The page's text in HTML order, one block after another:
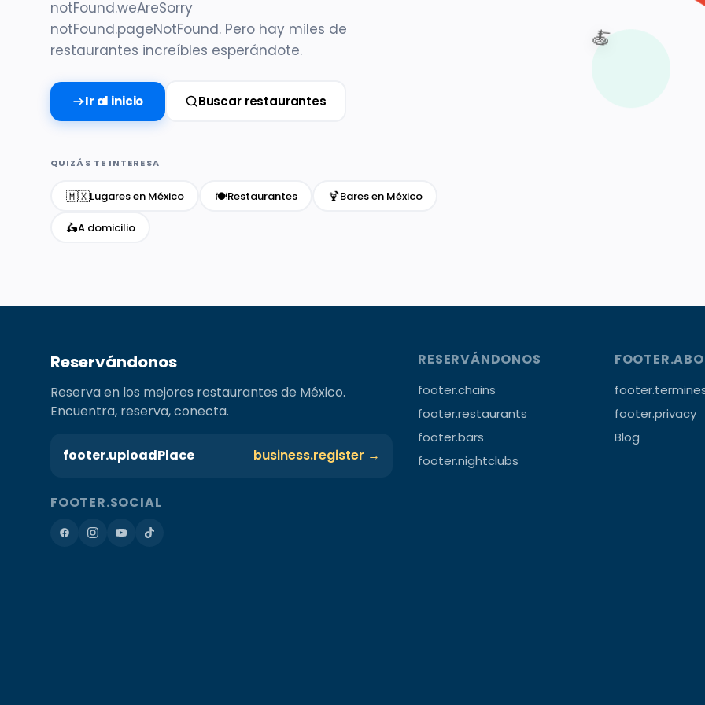
notFound.weAreSorry
notFound.pageNotFound. Pero hay miles de
restaurantes increíbles esperándote.
Ir al inicio Buscar restaurantes
QUIZÁS TE INTERESA
🇲🇽Lugares en México 🍽️Restaurantes 🍹Bares en México
🛵A domicilio
🍝
Reservándonos
Reserva en los mejores restaurantes de México.
Encuentra, reserva, conecta.
footer.uploadPlace business.register →
FOOTER.SOCIAL
RESERVÁNDONOS
footer.chains
footer.restaurants
footer.bars
footer.nightclubs
footer.privacy
Blog